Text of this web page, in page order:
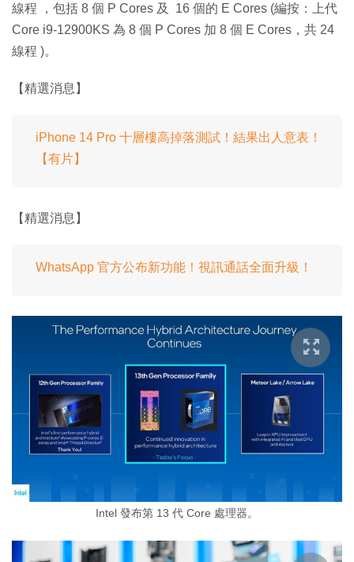
線程 ，包括 8 個 P Cores 及 16 個的 E Cores (編按：上代
Core i9-12900KS 為 8 個 P Cores 加 8 個 E Cores，共 24
線程 )。
【精選消息】
iPhone 14 Pro 十層樓高掉落測試！結果出人意表！
【有片】
【精選消息】
WhatsApp 官方公布新功能！視訊通話全面升級！
Intel 發布第 13 代 Core 處理器。